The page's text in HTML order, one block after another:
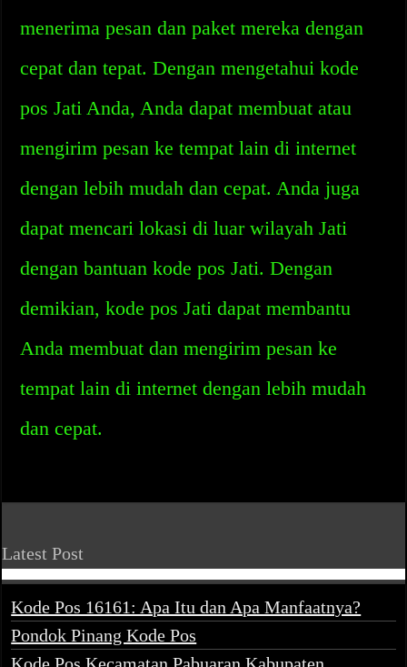
menerima pesan dan paket mereka dengan
cepat dan tepat. Dengan mengetahui kode
pos Jati Anda, Anda dapat membuat atau
mengirim pesan ke tempat lain di internet
dengan lebih mudah dan cepat. Anda juga
dapat mencari lokasi di luar wilayah Jati
dengan bantuan kode pos Jati. Dengan
demikian, kode pos Jati dapat membantu
Anda membuat dan mengirim pesan ke
tempat lain di internet dengan lebih mudah
dan cepat.
Latest Post
Kode Pos 16161: Apa Itu dan Apa Manfaatnya?
Pondok Pinang Kode Pos